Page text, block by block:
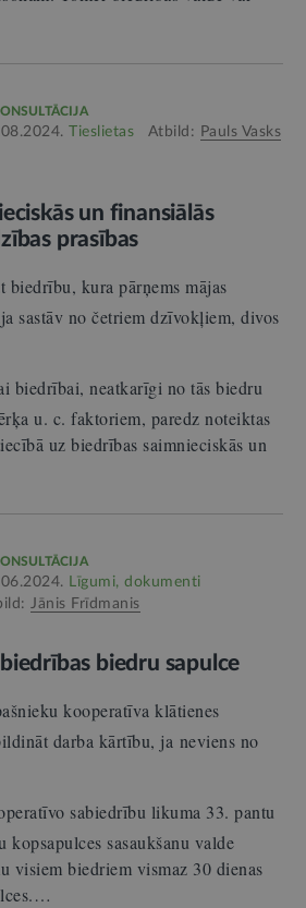
Tieslietas Atbild: Pauls Vasks
un finansiālās
prasības
biedrību, kura pārņems mājas
sastāv no četriem dzīvokļiem, divos
biedrībai, neatkarīgi no tās biedru
u. c. faktoriem, paredz noteiktas
uz biedrības saimnieciskās un
Līgumi, dokumenti
Jānis Frīdmanis
biedru sapulce
kooperatīva klātienes
darba kārtību, ja neviens no
sabiedrību likuma 33. pantu
sasaukšanu valde
visiem biedriem vismaz 30 dienas